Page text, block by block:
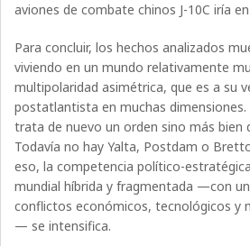
aviones de combate chinos J-10C iría
Para concluir, los hechos analizados
viviendo en un mundo relativamente
multipolaridad asimétrica, que es a su
postatlantista en muchas dimensiones.
trata de nuevo un orden sino más bien
Todavía no hay Yalta, Postdam o
eso, la competencia político-
mundial híbrida y fragmentada —con
conflictos económicos, tecnológicos y
— se intensifica.